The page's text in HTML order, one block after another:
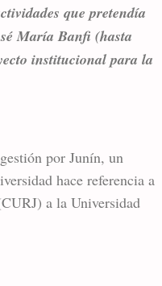
que pretendía
María Banfi (hasta
institucional para la
por Junín, un
hace referencia a
a la Universidad